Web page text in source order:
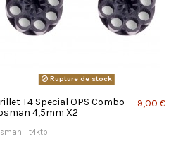
Rupture de stock
T4 Special OPS Combo
4,5mm X2
t4ktb
9,00 €